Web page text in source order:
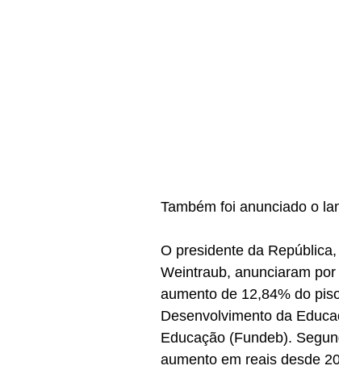
Também foi anunciado o
O presidente da
Weintraub, anunciaram
aumento de 12,84% do
Desenvolvimento da
Educação (Fundeb).
aumento em reais desde